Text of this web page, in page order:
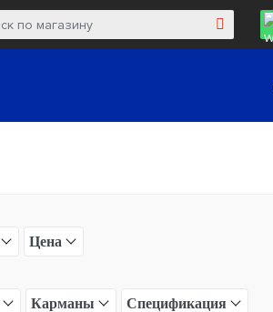
Цена
Карманы Спецификация